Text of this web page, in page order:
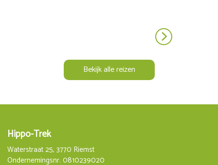
Bekijk alle reizen
Hippo-Trek
Waterstraat 25, 3770 Riemst
Ondernemingsnr. 0810239020